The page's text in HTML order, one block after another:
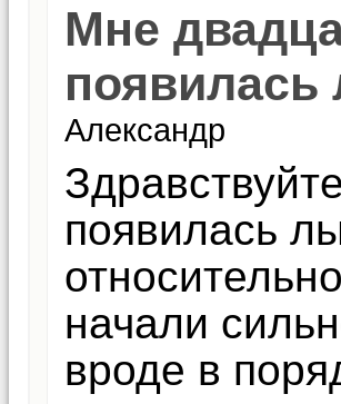
Мне
Александр
появилась
начали
вроде в